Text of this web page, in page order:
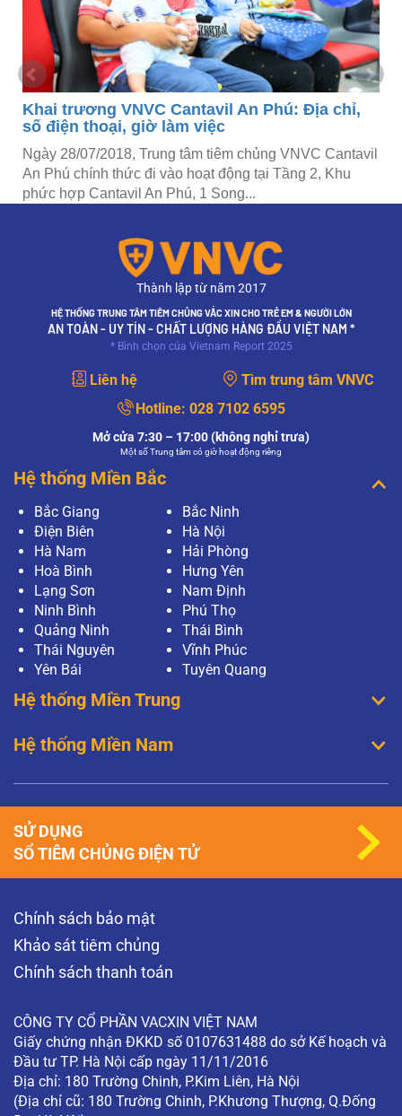
Khai trương VNVC Cantavil An Phú: Địa chỉ,
số điện thoại, giờ làm việc
Ngày 28/07/2018, Trung tâm tiêm chủng VNVC Cantavil
An Phú chính thức đi vào hoạt động tại Tầng 2, Khu
phức hợp Cantavil An Phú, 1 Song...
Thành lập từ năm 2017
HỆ THỐNG TRUNG TÂM TIÊM CHỦNG VẮC XIN CHO TRẺ EM & NGƯỜI LỚN
AN TOÀN - UY TÍN - CHẤT LƯỢNG HÀNG ĐẦU VIỆT NAM *
* Bình chọn của Vietnam Report 2025
Liên hệ
Tìm trung tâm VNVC
Hotline: 028 7102 6595
Mở cửa 7:30 – 17:00 (không nghỉ trưa)
Một số Trung tâm có giờ hoạt động riêng
Hệ thống Miền Bắc
Bắc Giang
Bắc Ninh
Điện Biên
Hà Nội
Hà Nam
Hải Phòng
Hoà Bình
Hưng Yên
Lạng Sơn
Nam Định
Ninh Bình
Phú Thọ
Quảng Ninh
Thái Bình
Thái Nguyên
Vĩnh Phúc
Yên Bái
Tuyên Quang
Hệ thống Miền Trung
Hệ thống Miền Nam
Chính sách bảo mật
Khảo sát tiêm chủng
Chính sách thanh toán
CÔNG TY CỔ PHẦN VACXIN VIỆT NAM
Giấy chứng nhận ĐKKD số 0107631488 do sở Kế hoạch và
Đầu tư TP. Hà Nội cấp ngày 11/11/2016
Địa chỉ: 180 Trường Chinh, P.Kim Liên, Hà Nội
(Địa chỉ cũ: 180 Trường Chinh, P.Khương Thượng, Q.Đống
SỬ DỤNG
SỔ TIÊM CHỦNG ĐIỆN TỬ